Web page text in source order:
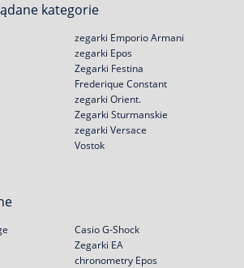
kategorie
zegarki Emporio Armani
zegarki Epos
Zegarki Festina
Frederique Constant
zegarki Orient.
Zegarki Sturmanskie
zegarki Versace
Vostok
Casio G-Shock
Zegarki EA
chronometry Epos